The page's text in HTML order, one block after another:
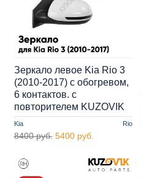
Kia Rio
Зеркало левое Kia Rio 3
(2010-2017) с обогревом,
6 контактов. с
повторителем KUZOVIK
8400 руб. 5400 руб.